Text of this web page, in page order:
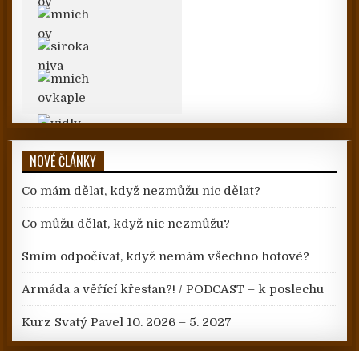
NOVÉ ČLÁNKY
Co mám dělat, když nezmůžu nic dělat?
Co můžu dělat, když nic nezmůžu?
Smím odpočívat, když nemám všechno hotové?
Armáda a věřící křesťan?! / PODCAST – k poslechu
Kurz Svatý Pavel 10. 2026 – 5. 2027